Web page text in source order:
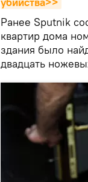
Ранее Sputnik
квартир дома
здания было
двадцать